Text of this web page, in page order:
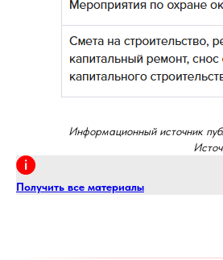
Информационный источник
Получить все материалы